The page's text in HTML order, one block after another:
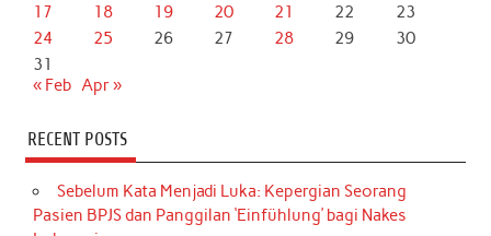
17
18 19 20 21 22
23
24
25 26 27 28 29
30
31
« Feb Apr »
RECENT POSTS
Sebelum Kata Menjadi Luka: Kepergian Seorang
Pasien BPJS dan Panggilan ‘Einfühlung’ bagi Nakes